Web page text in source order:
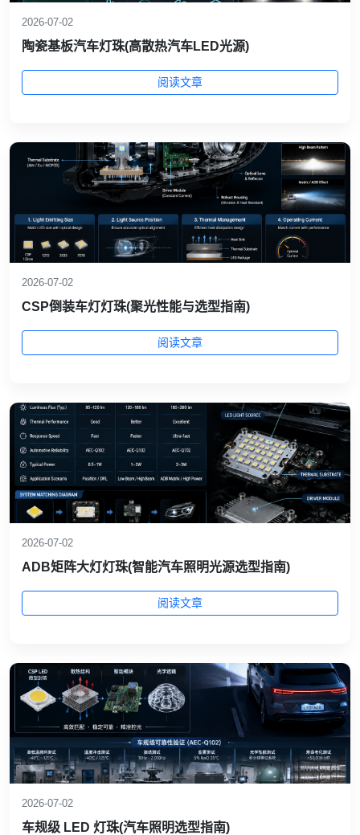
2026-07-02
陶瓷基板汽车灯珠(高散热汽车LED光源)
阅读文章
2026-07-02
CSP倒装车灯灯珠(聚光性能与选型指南)
阅读文章
2026-07-02
ADB矩阵大灯灯珠(智能汽车照明光源选型指南)
阅读文章
2026-07-02
车规级 LED 灯珠(汽车照明选型指南)